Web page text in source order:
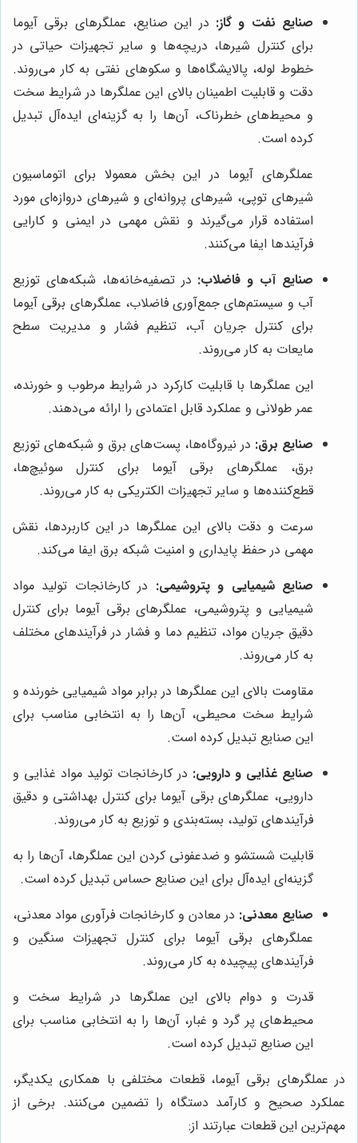
صنایع نفت و گاز: در این صنایع، عملگرهای برقی آیوما
برای کنترل شیرها، دریچه‌ها و سایر تجهیزات حیاتی در
خطوط لوله، پالایشگاه‌ها و سکوهای نفتی به کار می‌روند.
دقت و قابلیت اطمینان بالای این عملگرها در شرایط سخت
و محیط‌های خطرناک، آن‌ها را به گزینه‌ای ایده‌آل تبدیل
کرده است.
عملگرهای آیوما در این بخش معمولا برای اتوماسیون
شیرهای توپی، شیرهای پروانه‌ای و شیرهای دروازه‌ای مورد
استفاده قرار می‌گیرند و نقش مهمی در ایمنی و کارایی
فرآیندها ایفا می‌کنند.
صنایع آب و فاضلاب: در تصفیه‌خانه‌ها، شبکه‌های توزیع
آب و سیستم‌های جمع‌آوری فاضلاب، عملگرهای برقی آیوما
برای کنترل جریان آب، تنظیم فشار و مدیریت سطح
مایعات به کار می‌روند.
این عملگرها با قابلیت کارکرد در شرایط مرطوب و خورنده،
عمر طولانی و عملکرد قابل اعتمادی را ارائه می‌دهند.
صنایع برق: در نیروگاه‌ها، پست‌های برق و شبکه‌های توزیع
برق، عملگرهای برقی آیوما برای کنترل سوئیچ‌ها،
قطع‌کننده‌ها و سایر تجهیزات الکتریکی به کار می‌روند.
سرعت و دقت بالای این عملگرها در این کاربردها، نقش
مهمی در حفظ پایداری و امنیت شبکه برق ایفا می‌کند.
صنایع شیمیایی و پتروشیمی: در کارخانجات تولید مواد
شیمیایی و پتروشیمی، عملگرهای برقی آیوما برای کنترل
دقیق جریان مواد، تنظیم دما و فشار در فرآیندهای مختلف
به کار می‌روند.
مقاومت بالای این عملگرها در برابر مواد شیمیایی خورنده و
شرایط سخت محیطی، آن‌ها را به انتخابی مناسب برای
این صنایع تبدیل کرده است.
صنایع غذایی و دارویی: در کارخانجات تولید مواد غذایی و
دارویی، عملگرهای برقی آیوما برای کنترل بهداشتی و دقیق
فرآیندهای تولید، بسته‌بندی و توزیع به کار می‌روند.
قابلیت شستشو و ضدعفونی کردن این عملگرها، آن‌ها را به
گزینه‌ای ایده‌آل برای این صنایع حساس تبدیل کرده است.
صنایع معدنی: در معادن و کارخانجات فرآوری مواد معدنی،
عملگرهای برقی آیوما برای کنترل تجهیزات سنگین و
فرآیندهای پیچیده به کار می‌روند.
قدرت و دوام بالای این عملگرها در شرایط سخت و
محیط‌های پر گرد و غبار، آن‌ها را به انتخابی مناسب برای
این صنایع تبدیل کرده است.
در عملگرهای برقی آیوما، قطعات مختلفی با همکاری یکدیگر،
عملکرد صحیح و کارآمد دستگاه را تضمین می‌کنند. برخی از
مهم‌ترین این قطعات عبارتند از: